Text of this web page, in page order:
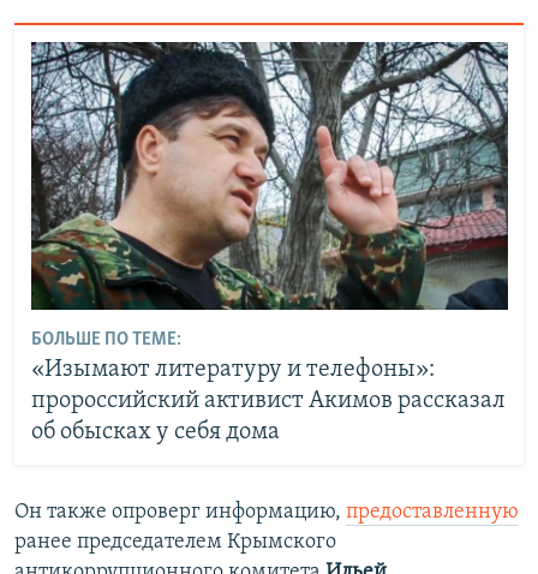
БОЛЬШЕ ПО ТЕМЕ:
«Изымают литературу и телефоны»:
пророссийский активист Акимов рассказал
об обысках у себя дома
Он также опроверг информацию, предоставленную
ранее председателем Крымского